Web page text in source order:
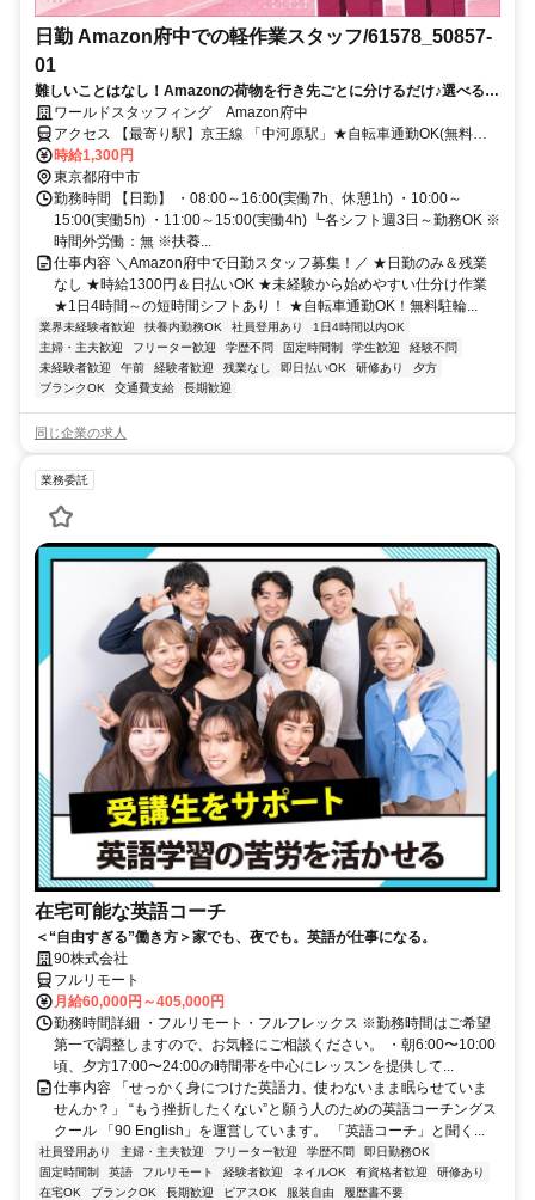
日勤 Amazon府中での軽作業スタッフ/61578_50857-
01
難しいことはなし！Amazonの荷物を行き先ごとに分けるだけ♪選べるシ
フト＆週3日～OK！未経験歓迎のモクモク仕分け作業！
ワールドスタッフィング Amazon府中
アクセス 【最寄り駅】京王線 「中河原駅」★自転車通勤OK(無料駐
輪場あり)
時給1,300円
東京都府中市
勤務時間 【日勤】 ・08:00～16:00(実働7h、休憩1h) ・10:00～
15:00(実働5h) ・11:00～15:00(実働4h) ┗各シフト週3日～勤務OK ※
時間外労働：無 ※扶養...
仕事内容 ＼Amazon府中で日勤スタッフ募集！／ ★日勤のみ＆残業
なし ★時給1300円＆日払いOK ★未経験から始めやすい仕分け作業
★1日4時間～の短時間シフトあり！ ★自転車通勤OK！無料駐輪...
業界未経験者歓迎 扶養内勤務OK 社員登用あり
1日4時間以内OK
主婦・主夫歓迎
フリーター歓迎 学歴不問 固定時間制 学生歓迎
経験不問
未経験者歓迎
午前 経験者歓迎 残業なし 即日払いOK 研修あり
夕方
ブランクOK
交通費支給 長期歓迎
同じ企業の求人
業務委託
在宅可能な英語コーチ
＜“自由すぎる”働き方＞家でも、夜でも。英語が仕事になる。
90株式会社
フルリモート
月給60,000円～405,000円
勤務時間詳細 ・フルリモート・フルフレックス ※勤務時間はご希望
第一で調整しますので、お気軽にご相談ください。 ・朝6:00〜10:00
頃、夕方17:00〜24:00の時間帯を中心にレッスンを提供して...
仕事内容 「せっかく身につけた英語力、使わないまま眠らせていま
せんか？」 “もう挫折したくない”と願う人のための英語コーチングス
クール 「90 English」を運営しています。 「英語コーチ」と聞く...
社員登用あり 主婦・主夫歓迎 フリーター歓迎 学歴不問
即日勤務OK
固定時間制
英語 フルリモート 経験者歓迎 ネイルOK 有資格者歓迎
研修あり
在宅OK
ブランクOK 長期歓迎 ピアスOK 服装自由
履歴書不要